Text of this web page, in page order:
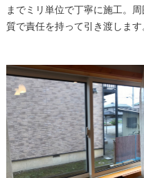
までミリ単位で丁寧に施工。
質で責任を持って引き渡します